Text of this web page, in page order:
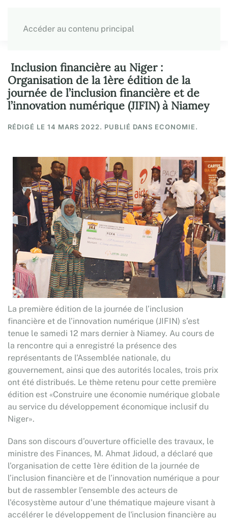
Accéder au contenu principal
Inclusion financière au Niger :
Organisation de la 1ère édition de la
journée de l’inclusion financière et de
l’innovation numérique (JIFIN) à Niamey
RÉDIGÉ LE 14 MARS 2022. PUBLIÉ DANS ECONOMIE.
La première édition de la journée de l’inclusion
financière et de l’innovation numérique (JIFIN) s’est
tenue le samedi 12 mars dernier à Niamey. Au cours de
la rencontre qui a enregistré la présence des
représentants de l’Assemblée nationale, du
gouvernement, ainsi que des autorités locales, trois prix
ont été distribués. Le thème retenu pour cette première
édition est «Construire une économie numérique globale
au service du développement économique inclusif du
Niger».
Dans son discours d’ouverture officielle des travaux, le
ministre des Finances, M. Ahmat Jidoud, a déclaré que
l’organisation de cette 1ère édition de la journée de
l’inclusion financière et de l’innovation numérique a pour
but de rassembler l’ensemble des acteurs de
l'écosystème autour d'une thématique majeure visant à
accélérer le développement de l'inclusion financière au